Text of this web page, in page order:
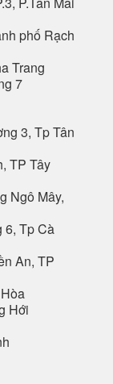
phố Rạch
Trang
7
3, Tp Tân
TP Tây
Ngô Mây,
6, Tp Cà
An, TP
Hới